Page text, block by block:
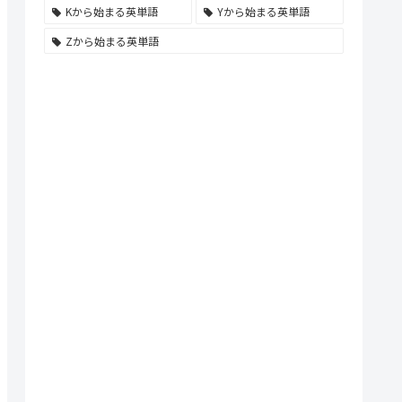
Kから始まる英単語
Yから始まる英単語
Zから始まる英単語